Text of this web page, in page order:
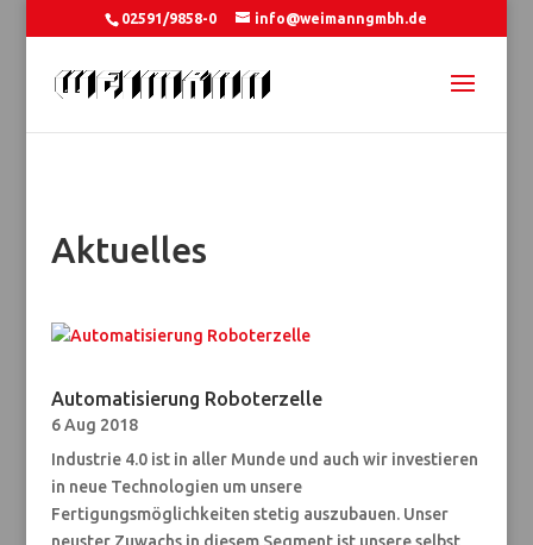
02591/9858-0 info@weimanngmbh.de
Aktuelles
Automatisierung Roboterzelle
6 Aug 2018
Industrie 4.0 ist in aller Munde und auch wir investieren
in neue Technologien um unsere
Fertigungsmöglichkeiten stetig auszubauen. Unser